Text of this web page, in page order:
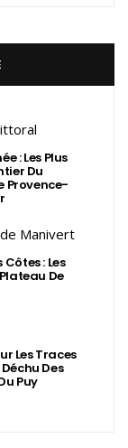
: Les Plus
Du
Provence-
: Les
De
Les Traces
Des
Puy